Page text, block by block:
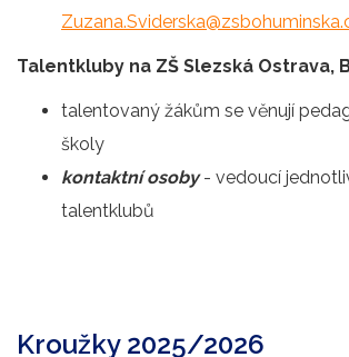
Talentkluby na ZŠ Slezská Ostrava,
talentovaný žákům se věnují
školy
kontaktní osoby- vedoucí
talentklubů
Kroužky 2025/2026